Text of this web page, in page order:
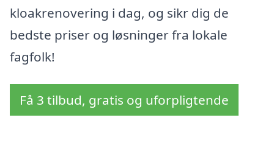
kloakrenovering i dag, og sikr dig de
bedste priser og løsninger fra lokale
fagfolk!
Få 3 tilbud, gratis og uforpligtende